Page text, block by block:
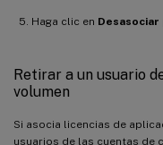
Haga clic en Desasociar
Retirar a un usuario
volumen
Si asocia licencias de
usuarios de las cuentas de